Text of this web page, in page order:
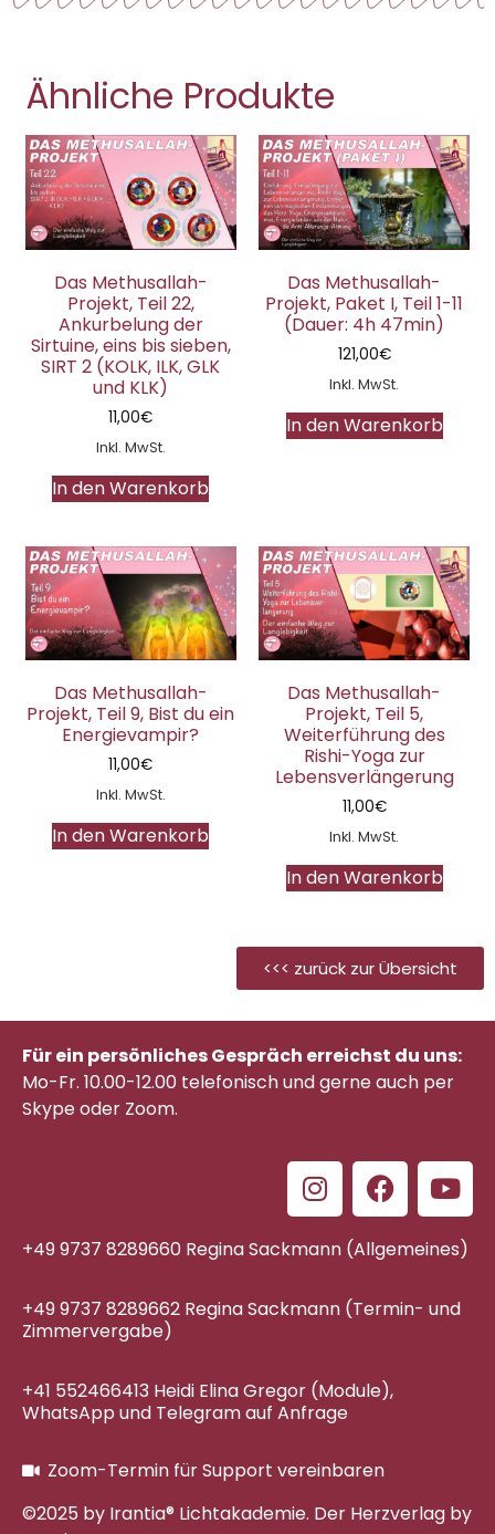
Ähnliche Produkte
Das Methusallah-
Projekt, Teil 22,
Ankurbelung der
Sirtuine, eins bis sieben,
SIRT 2 (KOLK, ILK, GLK
und KLK)
11,00€
Inkl. MwSt.
In den Warenkorb
Das Methusallah-
Projekt, Paket I, Teil 1-11
(Dauer: 4h 47min)
121,00€
Inkl. MwSt.
In den Warenkorb
Das Methusallah-
Projekt, Teil 9, Bist du ein
Energievampir?
11,00€
Inkl. MwSt.
In den Warenkorb
Das Methusallah-
Projekt, Teil 5,
Weiterführung des
Rishi-Yoga zur
Lebensverlängerung
11,00€
Inkl. MwSt.
In den Warenkorb
<<< zurück zur Übersicht
Für ein persönliches Gespräch erreichst du uns:
Mo-Fr. 10.00-12.00 telefonischund gerne auch per
Skype oder Zoom.
+49 9737 8289660 Regina Sackmann (Allgemeines)
+49 9737 8289662 Regina Sackmann (Termin- und
Zimmervergabe)
+41 552466413 Heidi Elina Gregor (Module),
WhatsApp und Telegram auf Anfrage
Zoom-Termin für Support vereinbaren
©2025 by Irantia® Lichtakademie. Der Herzverlag by